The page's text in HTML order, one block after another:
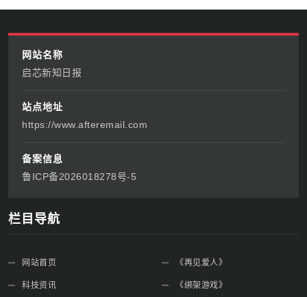
网站名称
启芯新知日报
站点地址
https://www.afteremail.com
备案信息
鲁ICP备2026018278号-5
栏目导航
网站首页
科技资讯
《再见爱人》
《绑架游戏》